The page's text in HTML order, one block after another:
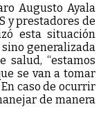
Augusto Ayala
y prestadores de
esta situación
generalizada
salud, “estamos
se van a tomar
caso de ocurrir
de manera